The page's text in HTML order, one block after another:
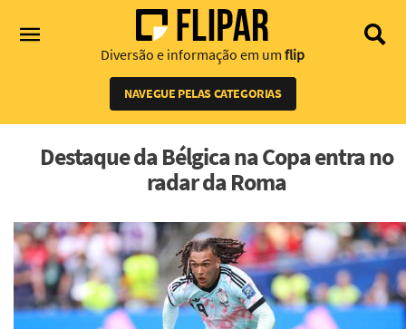
Diversão e informação em um flip
NAVEGUE PELAS CATEGORIAS
Destaque da Bélgica na Copa entra no
radar da Roma